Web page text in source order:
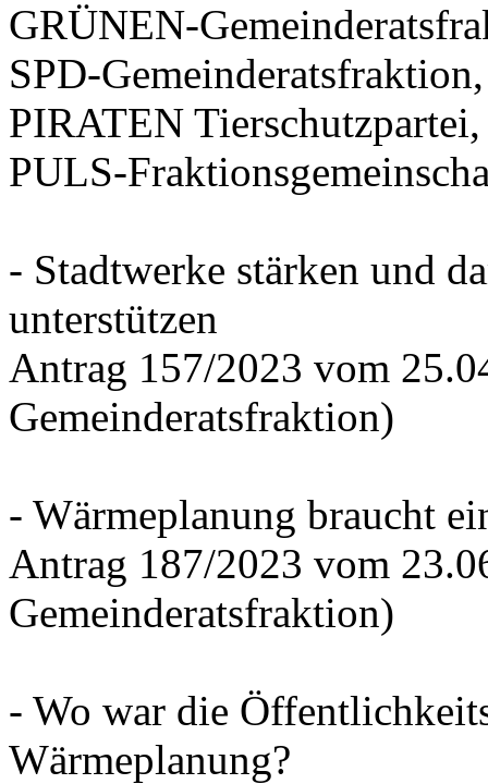
GRÜNEN-
SPD-
PIRATEN Tierschutzpartei,
PULS-
- Stadtwerke stärken und
unterstützen
Antrag 157/2023 vom
Gemeinderatsfraktion)
- Wärmeplanung braucht
Antrag 187/2023 vom
Gemeinderatsfraktion)
- Wo war die
Wärmeplanung?